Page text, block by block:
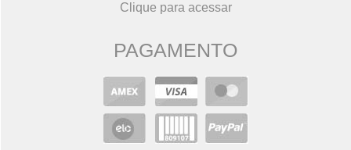
Clique para acessar
PAGAMENTO